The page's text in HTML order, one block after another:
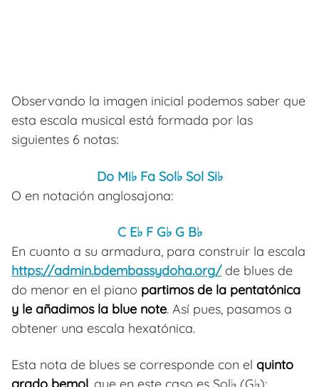
Observando la imagen inicial podemos saber que
esta escala musical está formada por las
siguientes 6 notas:
Do Mi♭ Fa Sol♭ Sol Si♭
O en notación anglosajona:
C E♭ F G♭ G B♭
En cuanto a su armadura, para construir la escala
https://admin.bdembassydoha.org/de blues de
do menor en el piano partimos de la pentatónica
y le añadimos la blue note. Así pues, pasamos a
obtener una escala hexatónica.
Esta nota de blues se corresponde con el quinto